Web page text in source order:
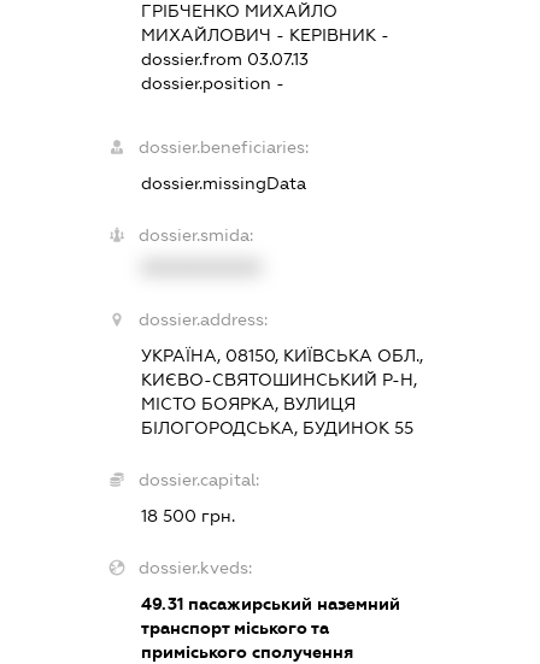
ГРІБЧЕНКО МИХАЙЛО
МИХАЙЛОВИЧ - КЕРІВНИК -
dossier.from 03.07.13
dossier.position -
dossier.beneficiaries:
dossier.missingData
dossier.smida:
dossier.address:
УКРАЇНА, 08150, КИЇВСЬКА ОБЛ.,
КИЄВО-СВЯТОШИНСЬКИЙ Р-Н,
МІСТО БОЯРКА, ВУЛИЦЯ
БІЛОГОРОДСЬКА, БУДИНОК 55
dossier.capital:
18 500 грн.
dossier.kveds:
49.31 пасажирський наземний
транспорт міського та
приміського сполучення